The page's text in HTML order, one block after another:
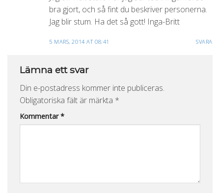
bra gjort, och så fint du beskriver personerna.
Jag blir stum. Ha det så gott! Inga-Britt
5 MARS, 2014 AT 08:41 SVARA
Lämna ett svar
Din e-postadress kommer inte publiceras.
Obligatoriska fält är märkta *
Kommentar*